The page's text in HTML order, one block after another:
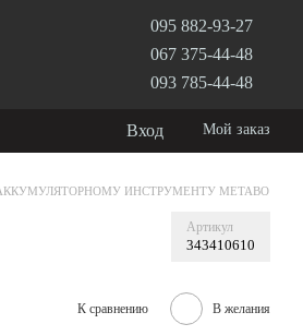
095 882-93-27
067 375-44-48
093 785-44-48
Вход Мой заказ
ИНСТРУМЕНТУ METABO
Артикул
343410610
К сравнению В желания